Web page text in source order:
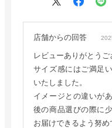
店舗からの回答
レビューありがとうご
サイズ感にはご満足
いたしました。
イメージとの違いが
後の商品選びの際に
お届けできるよう努め